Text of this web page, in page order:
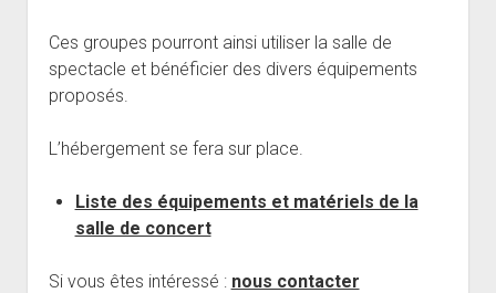
Master class
dropdown
Résidences
Musiciens Amateurs
open
dropdown
dropdown
menu
Où Sommes-Nous
Contact
Ces groupes pourront ainsi utiliser la salle de
spectacle et bénéficier des divers équipements
proposés.
L’hébergement se fera sur place.
Liste des équipements et matériels de la
salle de concert
Si vous êtes intéressé : nous contacter